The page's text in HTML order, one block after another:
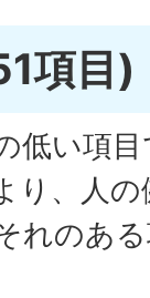
項目)
低い項
り、人
れのあ